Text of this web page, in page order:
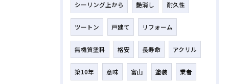
シーリング上から 艶消し 耐久性
ツートン 戸建て リフォーム
無機質塗料 格安 長寿命 アクリル
築10年 意味 富山 塗装 業者